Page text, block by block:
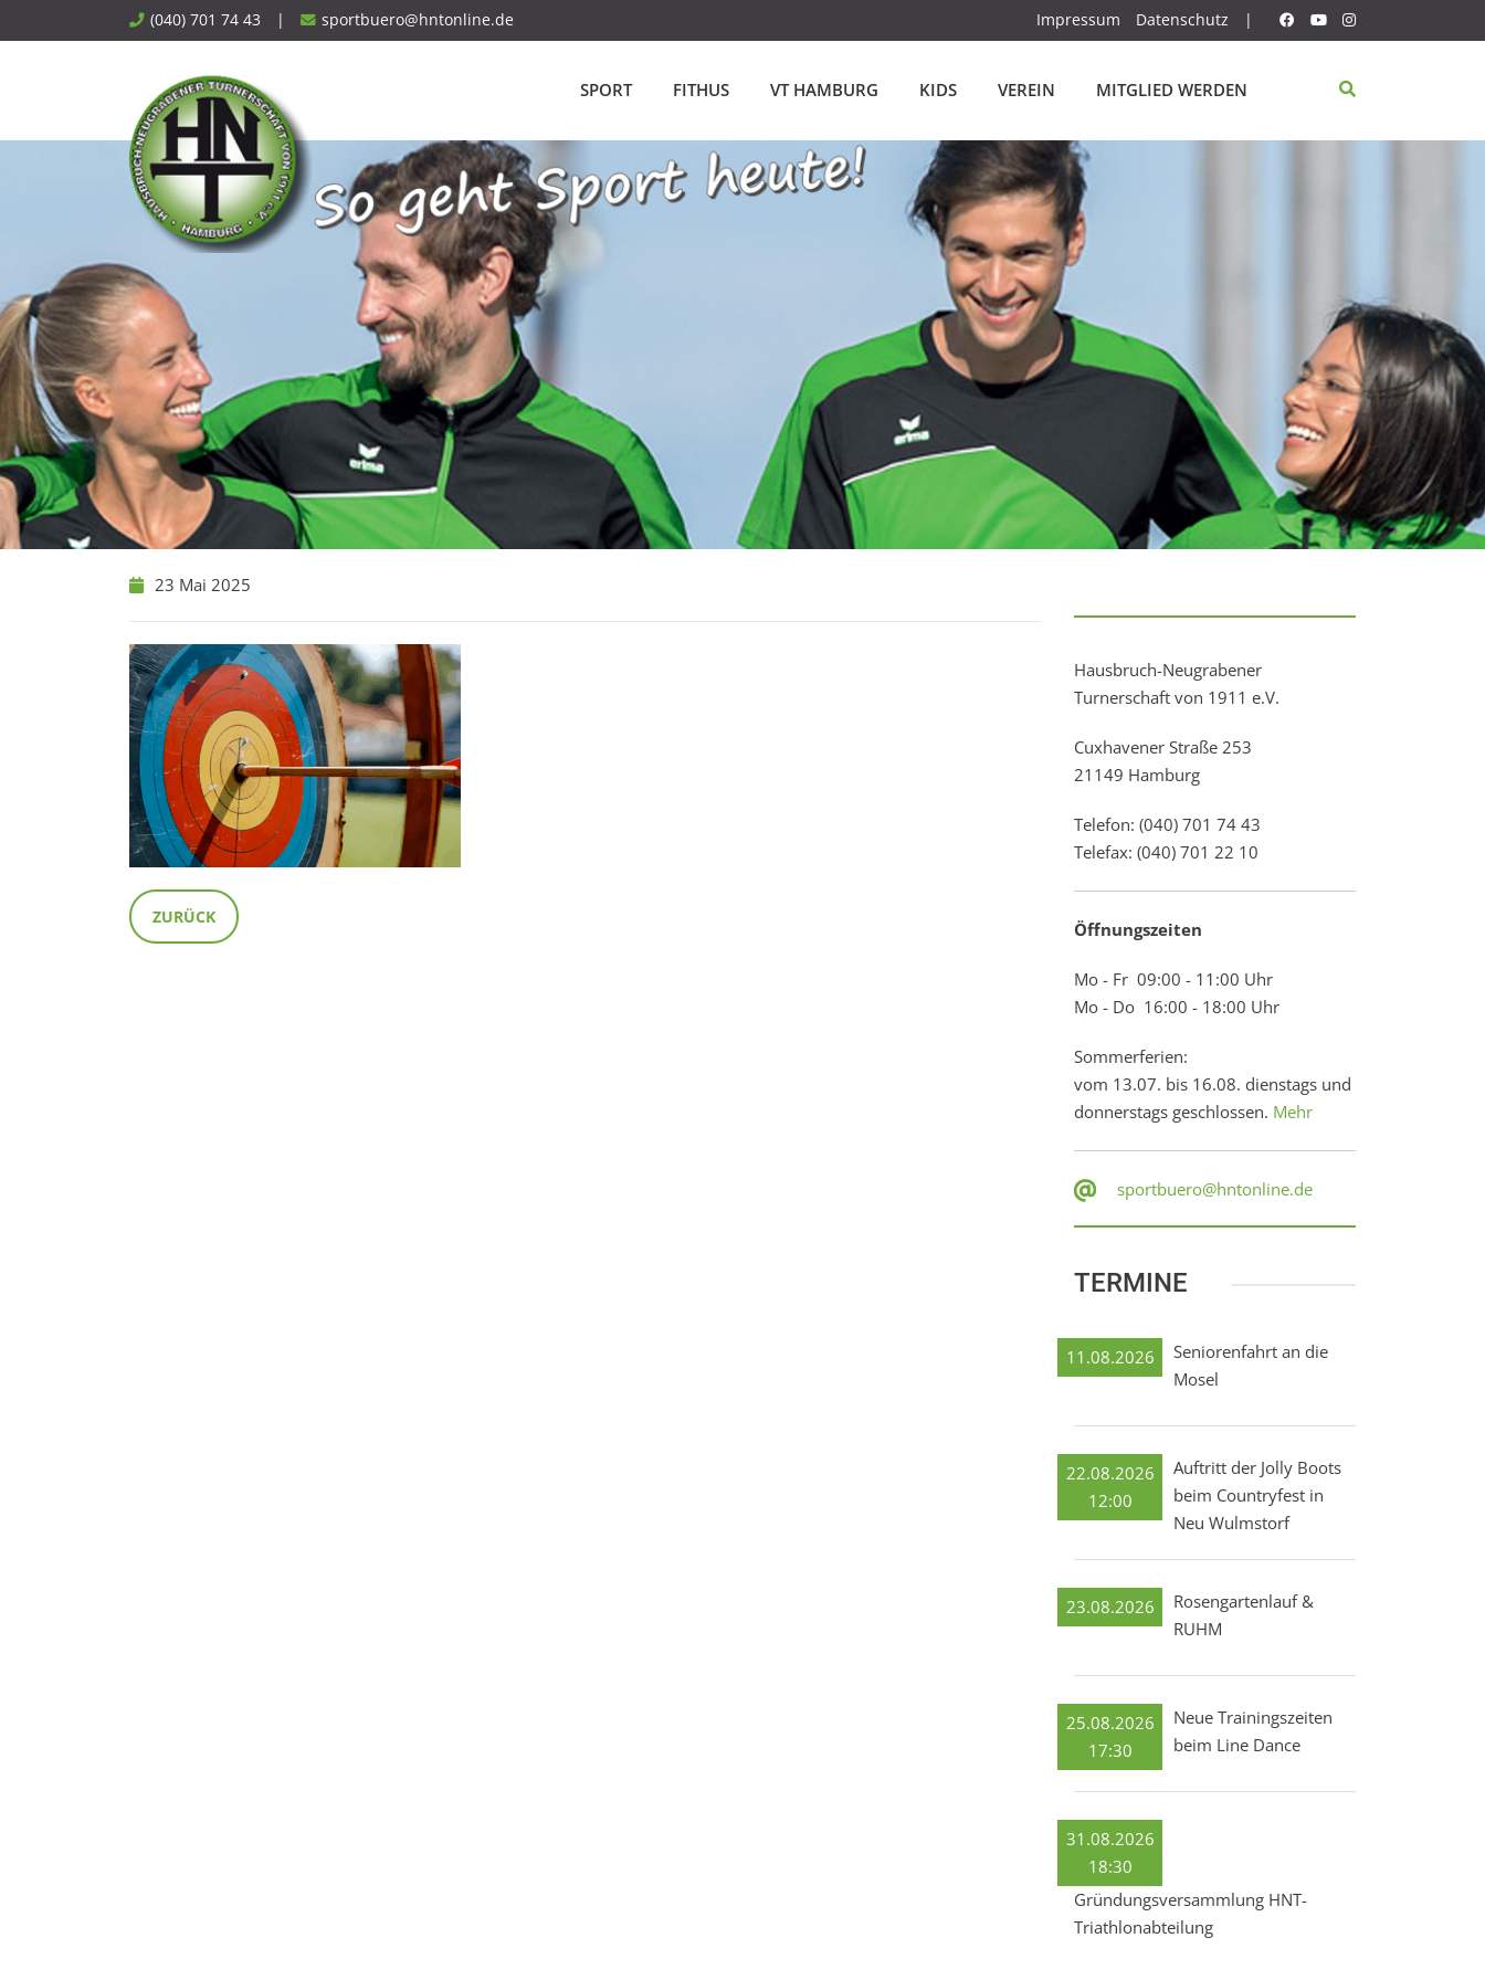
to
(040) 701 74 43 | sportbuero@hntonline.de Impressum Datenschutz |
SPORT FITHUS VT HAMBURG KIDS VEREIN MITGLIED WERDEN
23 Mai 2025
ZURÜCK
Hausbruch-Neugrabener
Turnerschaft von 1911 e.V.
Cuxhavener Straße 253
21149 Hamburg
Telefon: (040) 701 74 43
Telefax: (040) 701 22 10
Öffnungszeiten
Mo - Fr 09:00 - 11:00 Uhr
Mo - Do 16:00 - 18:00 Uhr
Sommerferien:
vom 13.07. bis 16.08. dienstags und
donnerstags geschlossen. Mehr
sportbuero@hntonline.de
TERMINE
11.08.2026
Seniorenfahrt an die
Mosel
22.08.2026
12:00
Auftritt der Jolly Boots
beim Countryfest in
Neu Wulmstorf
23.08.2026
Rosengartenlauf &
RUHM
25.08.2026
17:30
Neue Trainingszeiten
beim Line Dance
31.08.2026
18:30
Gründungsversammlung HNT-
Triathlonabteilung